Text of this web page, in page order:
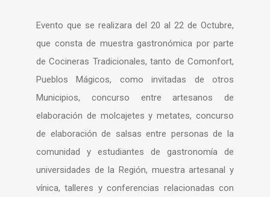
Evento que se realizara del 20 al 22 de Octubre,
que consta de muestra gastronómica por parte
de Cocineras Tradicionales, tanto de Comonfort,
Pueblos Mágicos, como invitadas de otros
Municipios, concurso entre artesanos de
elaboración de molcajetes y metates, concurso
de elaboración de salsas entre personas de la
comunidad y estudiantes de gastronomía de
universidades de la Región, muestra artesanal y
vínica, talleres y conferencias relacionadas con